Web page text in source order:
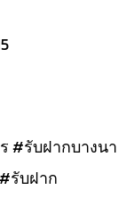
#รับฝากบางนา
รับฝาก